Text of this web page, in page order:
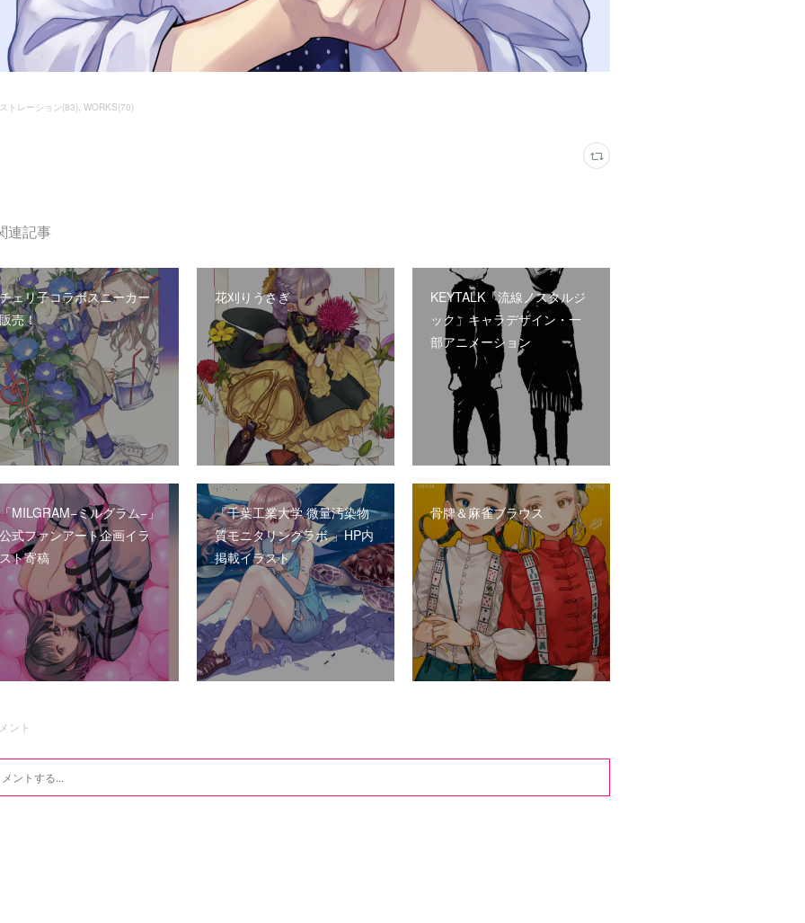
トレーション(83) WORKS(70)
連記事
チェリ子コラボスニーカー
販売！
花刈りうさぎ
KEYTALK「流線ノスタルジ
ック」キャラデザイン・一
部アニメーション
「MILGRAM−ミルグラム−」
公式ファンアート企画イラ
スト寄稿
「千葉工業大学 微量汚染物
質モニタリングラボ 」HP内
掲載イラスト
骨牌＆麻雀ブラウス
ント